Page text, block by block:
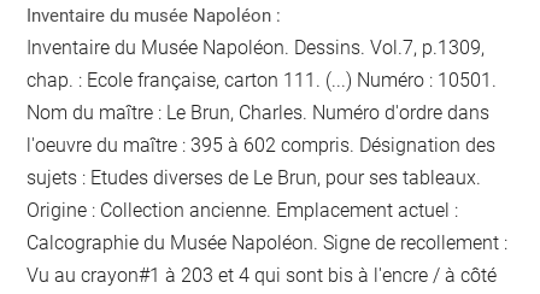
Inventaire du musée Napoléon :
Inventaire du Musée Napoléon. Dessins. Vol.7, p.1309,
chap. : Ecole française, carton 111. (...) Numéro : 10501.
Nom du maître : Le Brun, Charles. Numéro d'ordre dans
l'oeuvre du maître : 395 à 602 compris. Désignation des
sujets : Etudes diverses de Le Brun, pour ses tableaux.
Origine : Collection ancienne. Emplacement actuel :
Calcographie du Musée Napoléon. Signe de recollement :
Vu au crayon#1 à 203 et 4 qui sont bis à l'encre / à côté